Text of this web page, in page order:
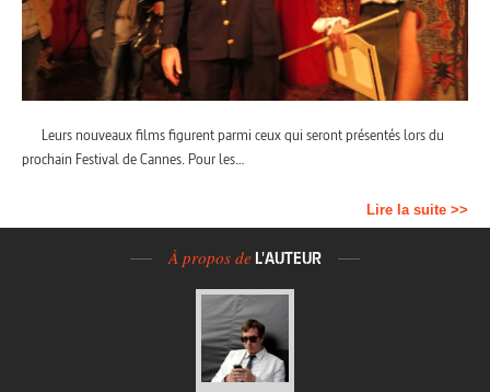
Leurs nouveaux films figurent parmi ceux qui seront présentés lors du
prochain Festival de Cannes. Pour les…
Lire la suite >>
À propos de L'AUTEUR